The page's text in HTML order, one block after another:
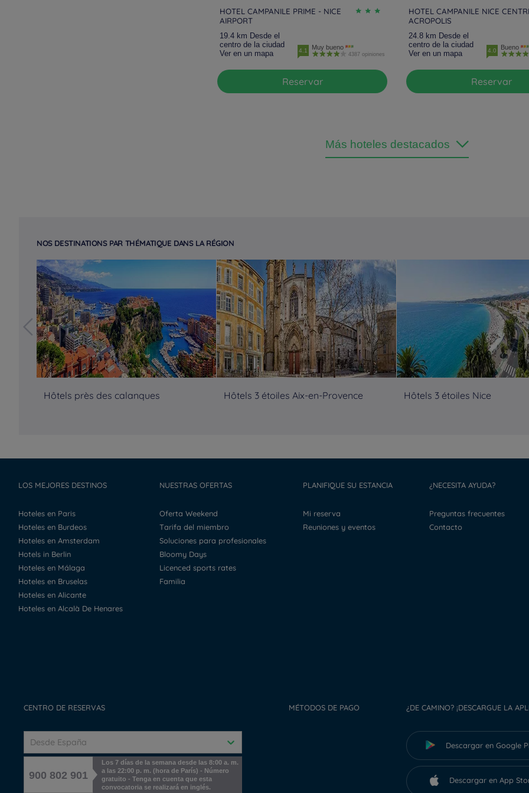
HOTEL CAMPANILE PRIME - NICE
AIRPORT
19.4 km Desde el
centro de la ciudad
Ver en un mapa
4.1 Muy bueno
4387 opiniones
Reservar
HOTEL CAMPANILE NICE
ACROPOLIS
24.8 km Desde el
centro de la ciudad
Ver en un mapa
4.0 Bueno
Reservar
Más hoteles destacados
NOS DESTINATIONS PAR THÉMATIQUE DANS LA RÉGION
Hôtels près des calanques Hôtels 3 étoiles Aix-en-Provence Hôtels 3 étoiles Nice
LOS MEJORES DESTINOS
Hoteles en Paris
Hoteles en Burdeos
Hoteles en Amsterdam
Hotels in Berlin
Hoteles en Málaga
Hoteles en Bruselas
Hoteles en Alicante
Hoteles en Alcalà De Henares
NUESTRAS OFERTAS
Oferta Weekend
Tarifa del miembro
Soluciones para profesionales
Bloomy Days
Licenced sports rates
Familia
PLANIFIQUE SU ESTANCIA
Mi reserva
Reuniones y eventos
¿NECESITA AYUDA?
Preguntas frecuentes
Contacto
CENTRO DE RESERVAS
Desde España
900 802 901
Los 7 días de la semana desde las 8:00 a. m.
a las 22:00 p. m. (hora de París) - Número
gratuito - Tenga en cuenta que esta
convocatoria se realizará en inglés.
MÉTODOS DE PAGO ¿DE CAMINO? ¡DESCARGUE LA
Descargar en Google
Descargar en App